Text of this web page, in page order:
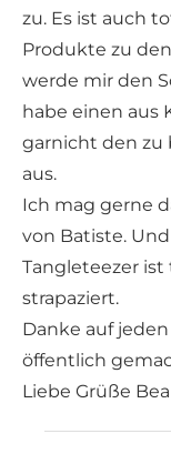
zu. Es ist auch
Produkte zu
werde mir den
habe einen aus
garnicht den zu
aus.
Ich mag gerne
von Batiste.
Tangleteezer ist
strapaziert.
Danke auf jeden
öffentlich
Liebe Grüße Bea